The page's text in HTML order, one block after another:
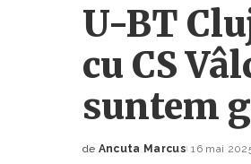
U-BT
cu CS
suntem
Posted
de Ancuta Marcus 16 mai